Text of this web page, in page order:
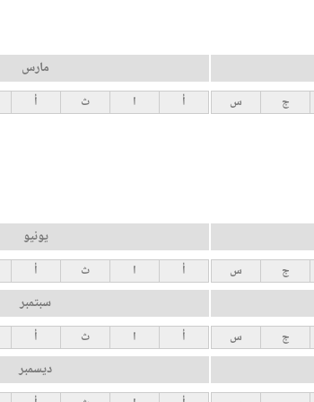
ج س
مارس
أ ا ث أ
ج س
يونيو
أ ا ث أ
ج س
سبتمبر
أ ا ث أ
ديسمبر